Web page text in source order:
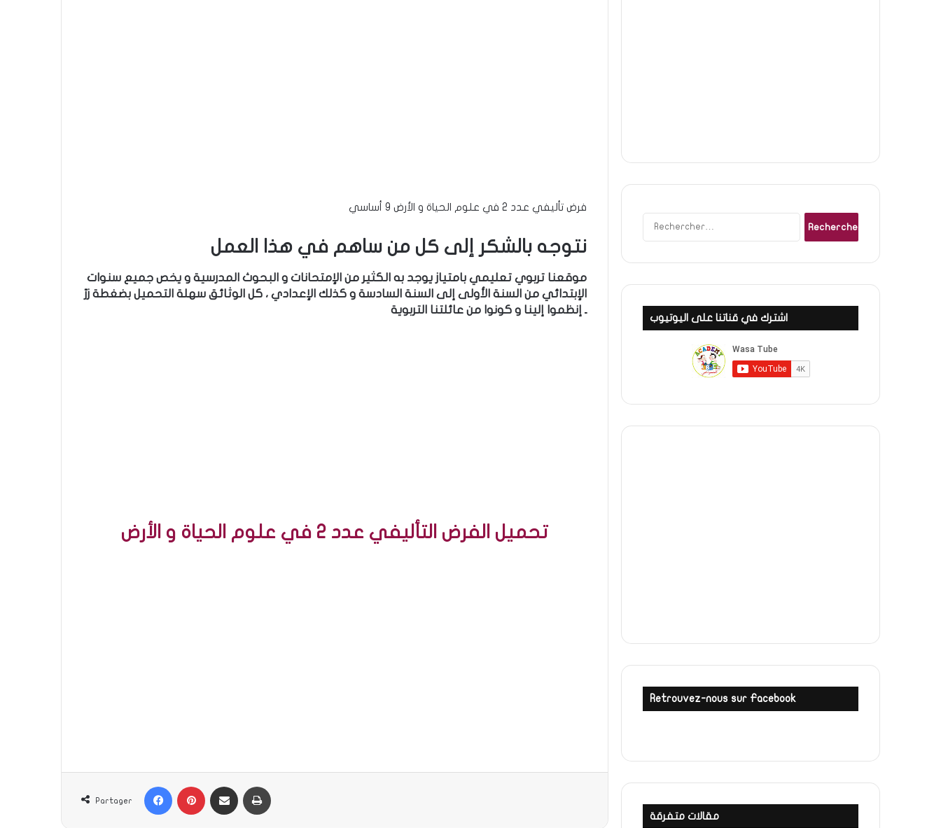
فرض تأليفي عدد 2 في علوم الحياة و الأرض 9 أساسي
نتوجه بالشكر إلى كل من ساهم في هذا العمل
موقعنا تربوي تعليمي بامتياز يوجد به الكثير من الإمتحانات و البحوث المدرسية و يخص جميع سنوات
الإبتدائي من السنة الأولى إلى السنة السادسة و كذلك الإعدادي ، كل الوثائق سهلة التحميل بضغطة زرّ
ـ إنظموا إلينا و كونوا من عائلتنا التربوية
تحميل الفرض التأليفي عدد 2 في علوم الحياة و الأرض
Partager
FacebookPinterestPartager par email
اشترك في قناتنا على اليوتيوب
Retrouvez-nous sur Facebook
مقالات متفرقة